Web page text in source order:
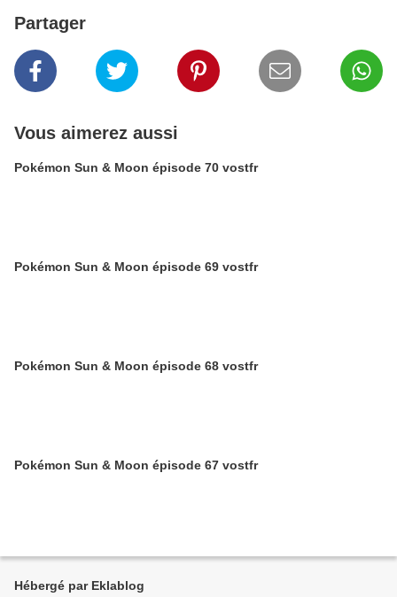
Partager
Vous aimerez aussi
Pokémon Sun & Moon épisode 70 vostfr
Pokémon Sun & Moon épisode 69 vostfr
Pokémon Sun & Moon épisode 68 vostfr
Pokémon Sun & Moon épisode 67 vostfr
Hébergé par Eklablog